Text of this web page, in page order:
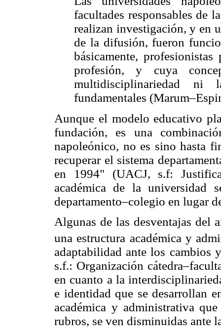
facultades responsables de
realizan investigación, y en
de la difusión, fueron
básicamente,
profesión, y cuya
multidisciplinariedad ni
fundamentales
Aunque el modelo educativo
fundación, es una
napoleónico, no es sino hasta
recuperar el sistema
en 1994" (UACJ, s.f:
académica de la universidad
departamento–colegio en lugar
Algunas de las desventajas del
una estructura académica y
adaptabilidad ante los cambios
s.f.: Organización
en cuanto a la
e identidad que se desarrollan
académica y administrativa
rubros, se ven disminuidas ante